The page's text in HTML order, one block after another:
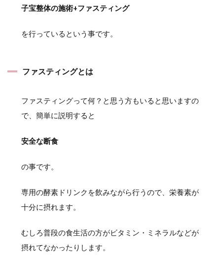
子宝整体の施術+ファスティング
を行っているという事です。
ファスティングとは
ファスティングって何？と思う方もいると思いますの
で、簡単に説明すると
安全な断食
の事です。
専用の酵素ドリンクを飲みながら行うので、栄養素が
十分に摂れます。
むしろ普段の食生活の方がビタミン・ミネラルなどが
摂れてなかったりします。